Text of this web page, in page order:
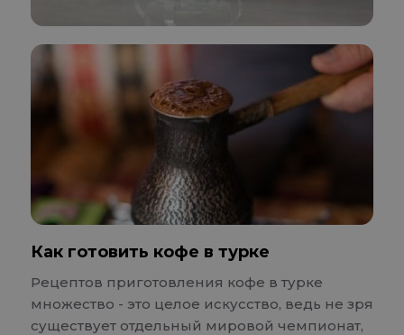
Как готовить кофе в турке
Рецептов приготовления кофе в турке
множество - это целое искусство, ведь не зря
существует отдельный мировой чемпионат,